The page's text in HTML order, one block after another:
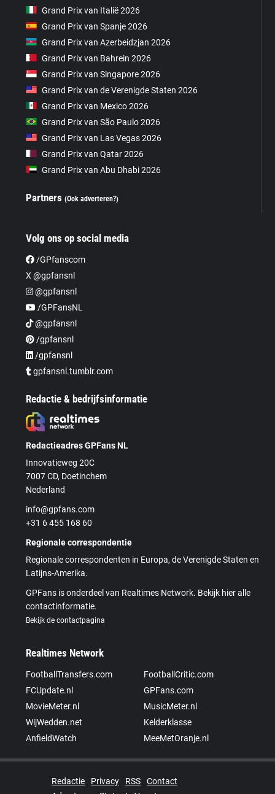
Grand Prix van Italië 2026
Grand Prix van Spanje 2026
Grand Prix van Azerbeidzjan 2026
Grand Prix van Bahrein 2026
Grand Prix van Singapore 2026
Grand Prix van de Verenigde Staten 2026
Grand Prix van Mexico 2026
Grand Prix van São Paulo 2026
Grand Prix van Las Vegas 2026
Grand Prix van Qatar 2026
Grand Prix van Abu Dhabi 2026
Partners(Ook adverteren?)
Volg ons op social media
/GPfanscom
X @gpfansnl
@gpfansnl
/GPFansNL
@gpfansnl
/gpfansnl
/gpfansnl
gpfansnl.tumblr.com
Redactie & bedrijfsinformatie
Redactieadres GPFans NL
Innovatieweg 20C
7007 CD, Doetinchem
Nederland
info@gpfans.com
+31 6 455 168 60
Regionale correspondentie
Regionale correspondenten in Europa, de Verenigde Staten en
Latijns-Amerika.
GPFans is onderdeel van Realtimes Network. Bekijk hier alle
contactinformatie.
Bekijk de contactpagina
Realtimes Network
FootballTransfers.com
FootballCritic.com
FCUpdate.nl
GPFans.com
MovieMeter.nl
MusicMeter.nl
WijWedden.net
Kelderklasse
AnfieldWatch
MeeMetOranje.nl
Redactie Privacy RSS
Contact